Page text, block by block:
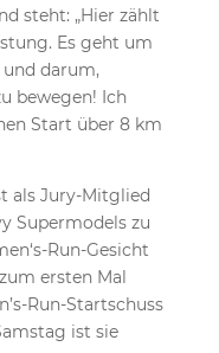
steht: „Hier zählt
Es geht um
darum,
bewegen! Ich
Start über 8 km
als Jury-Mitglied
Supermodels zu
Run-Gesicht
ersten Mal
Run-Startschuss
ist sie